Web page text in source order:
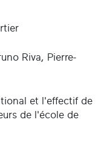
Riva, Pierre-
et l'effectif de
de l'école de